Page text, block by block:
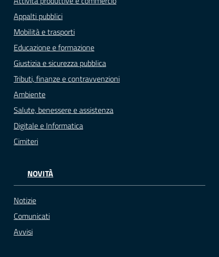
Appalti pubblici
Mobilità e trasporti
Educazione e formazione
Giustizia e sicurezza pubblica
Tributi, finanze e contravvenzioni
Ambiente
Salute, benessere e assistenza
Digitale e Informatica
Cimiteri
NOVITÀ
Notizie
Comunicati
Avvisi